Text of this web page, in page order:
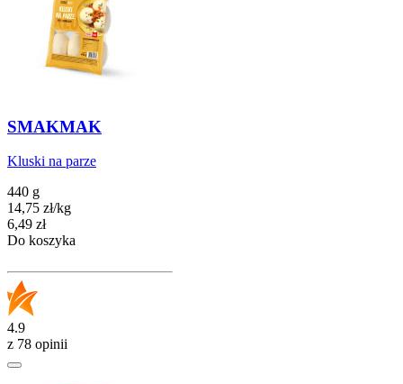
SMAKMAK
Kluski na parze
440 g
14,75 zł/kg
Cena
6,49 zł
Do koszyka
4.9
z 78 opinii